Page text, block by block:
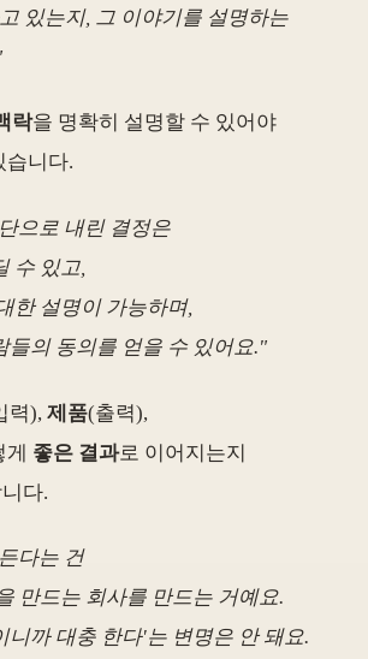
있는지, 그 이야기를 설명하는
락을 명확히 설명할 수 있어야
습니다.
으로 내린 결정은
수 있고,
한 설명이 가능하며,
들의 동의를 얻을 수 있어요."
력), 제품(출력),
게 좋은 결과로 이어지는지
다.
다는 건
만드는 회사를 만드는 거예요.
니까 대충 한다'는 변명은 안 돼요.